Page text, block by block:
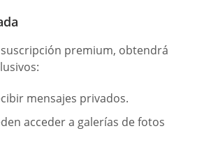
premium, obtendrá
mensajes privados.
acceder a galerías de fotos